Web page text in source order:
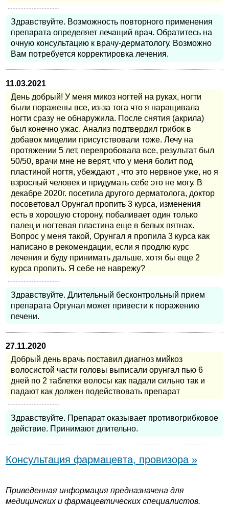
Здравствуйте. Возможность повторного применения
препарата определяет лечащий врач. Обратитесь на
очную консультацию к врачу-дерматологу. Возможно
Вам потребуется корректировка лечения.
11.03.2021
День добрый! У меня микоз ногтей на руках, ногти
были поражены все, из-за тога что я наращивала
ногти сразу не обнаружила. После снятия (акрила)
был конечно ужас. Анализ подтвердил грибок в
добавок мицелии присутствовали тоже. Лечу на
протяжении 5 лет, перепробовала все, результат был
50/50, врачи мне не верят, что у меня болит под
пластиной ногтя, убеждают , что это нервное уже, но я
взрослый человек и придумать себе это не могу. В
декабре 2020г. посетила другого дерматолога, доктор
посоветовал Орунгал пропить 3 курса, изменения
есть в хорошую сторону, побаливает один только
палец и ногтевая пластина еще в белых пятнах.
Вопрос у меня такой, Орунгал я пропила 3 курса как
написано в рекомендации, если я продлю курс
лечения и буду принимать дальше, хотя бы еще 2
курса пропить. Я себе не наврежу?
Здравствуйте. Длительный бесконтрольный прием
препарата Оргунал может привести к поражению
печени.
27.11.2020
Добрый день врачь поставил диагноз мийкоз
волосистой части головы выписали орунгал пью 6
дней по 2 таблетки волосы как падали сильно так и
падают как должен подействовать препарат
Здравствуйте. Препарат оказывает противогрибковое
действие. Принимают длительно.
Консультация фармацевта, провизора »
Приведенная информация предназначена для
медицинских и фармацевтических специалистов.